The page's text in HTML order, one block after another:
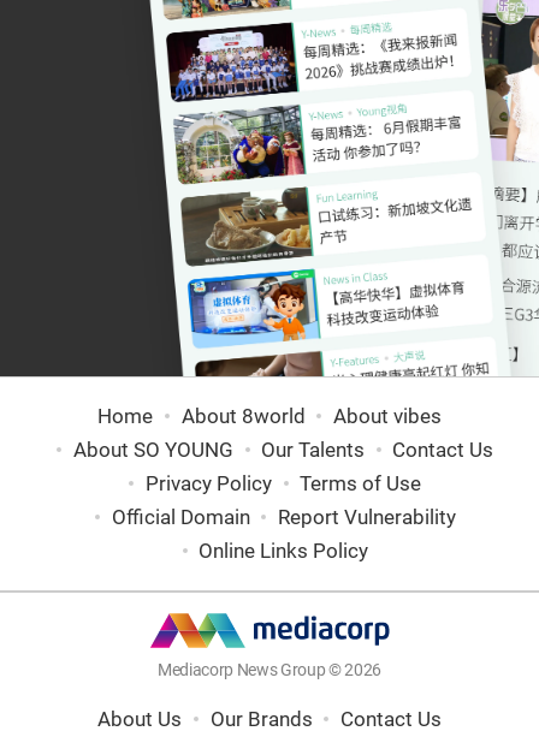
Home About 8world
About vibes
About SO YOUNG
Our Talents
Contact Us
Privacy Policy
Terms of Use
Official Domain
Report Vulnerability
Online Links Policy
Mediacorp News Group © 2026
About Us Our Brands Contact Us